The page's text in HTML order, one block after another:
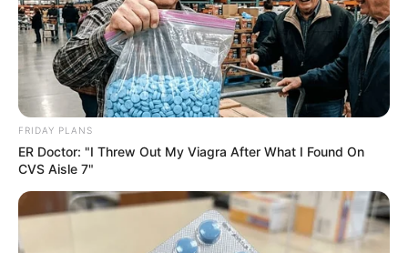
FRIDAY PLANS
ER Doctor: "I Threw Out My Viagra After What I Found On
CVS Aisle 7"